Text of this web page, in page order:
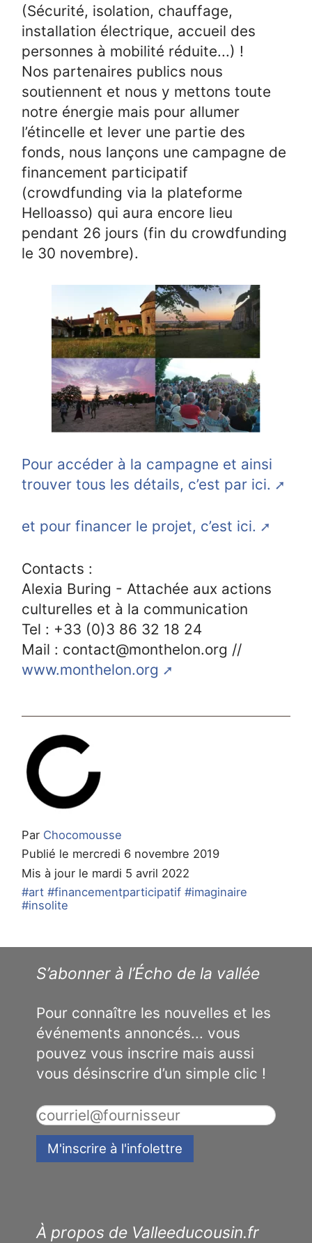
(Sécurité, isolation, chauffage,
installation électrique, accueil des
personnes à mobilité réduite...) !
Nos partenaires publics nous
soutiennent et nous y mettons toute
notre énergie mais pour allumer
l’étincelle et lever une partie des
fonds, nous lançons une campagne de
financement participatif
(crowdfunding via la plateforme
Helloasso) qui aura encore lieu
pendant 26 jours (fin du crowdfunding
le 30 novembre).
Pour accéder à la campagne et ainsi
trouver tous les détails, c’est par ici.
et pour financer le projet, c’est ici.
Contacts :
Alexia Buring - Attachée aux actions
culturelles et à la communication
Tel : +33 (0)3 86 32 18 24
Mail : contact@monthelon.org //
www.monthelon.org
Par Chocomousse
Publié le mercredi 6 novembre 2019
Mis à jour le mardi 5 avril 2022
#art #financementparticipatif #imaginaire
#insolite
S’abonner à l’Écho de la vallée
Pour connaître les nouvelles et les
événements annoncés... vous
pouvez vous inscrire mais aussi
vous désinscrire d’un simple clic !
À propos de Valleeducousin.fr